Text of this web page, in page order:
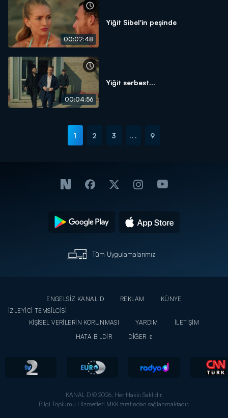
00:02:48
Yiğit Sibel'in peşinde
00:04:56
Yiğit serbest...
1 2 3 ... 9
Tüm Uygulamalarımız
ENGELSİZ KANAL D REKLAM
KÜNYE
İZLEYİCİ TEMSİLCİSİ
KİŞİSEL VERİLERİN KORUNMASI
YARDIM
İLETİŞİM
HATA BİLDİR
DİĞER
KANAL D © 2026. Her Hakkı Saklıdır.
Bilgi Toplumu Hizmetleri MKK tarafından sağlanmaktadır.